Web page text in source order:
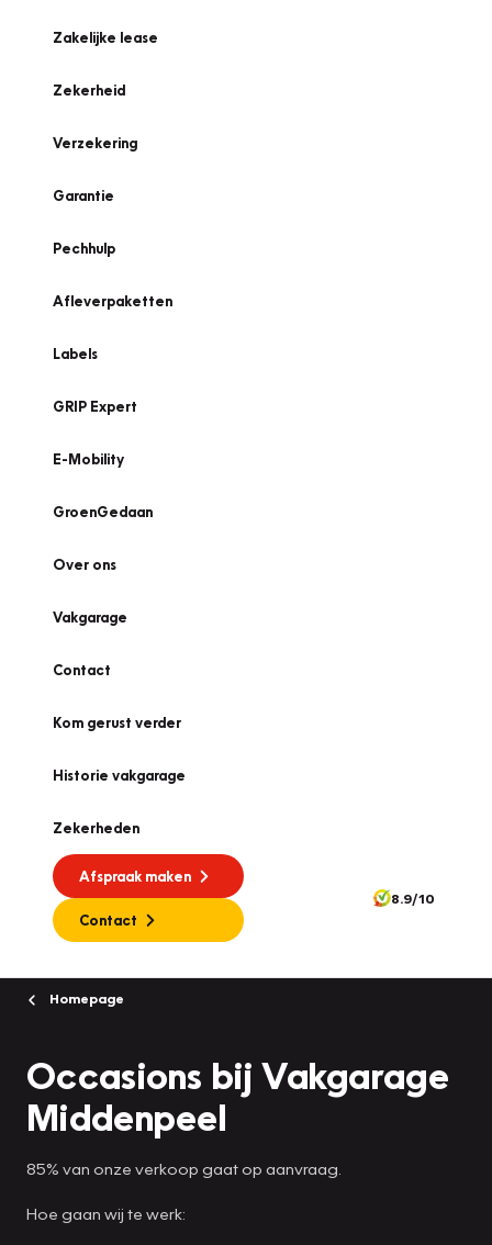
Zakelijke lease
Zekerheid
Verzekering
Garantie
Pechhulp
Afleverpaketten
Labels
GRIP Expert
E-Mobility
GroenGedaan
Over ons
Vakgarage
Contact
Kom gerust verder
Historie vakgarage
Zekerheden
Afspraak maken
Contact
8.9/10
Homepage
Occasions bij Vakgarage
Middenpeel
85% van onze verkoop gaat op aanvraag.
Hoe gaan wij te werk: